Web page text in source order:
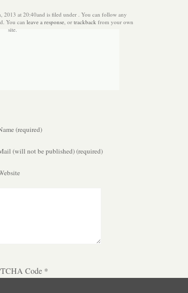
2013 at 20:40and is filed under . You can follow any
You can leave a response , or trackback from your own
site.
(required)
(will not be published) (required)
Code *